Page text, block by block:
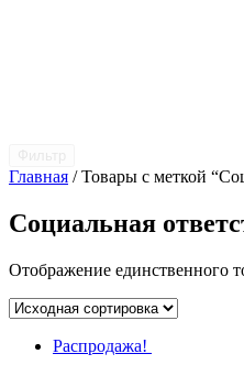
Главная / Товары с меткой
Социальная
Отображение единственного
Распродажа!